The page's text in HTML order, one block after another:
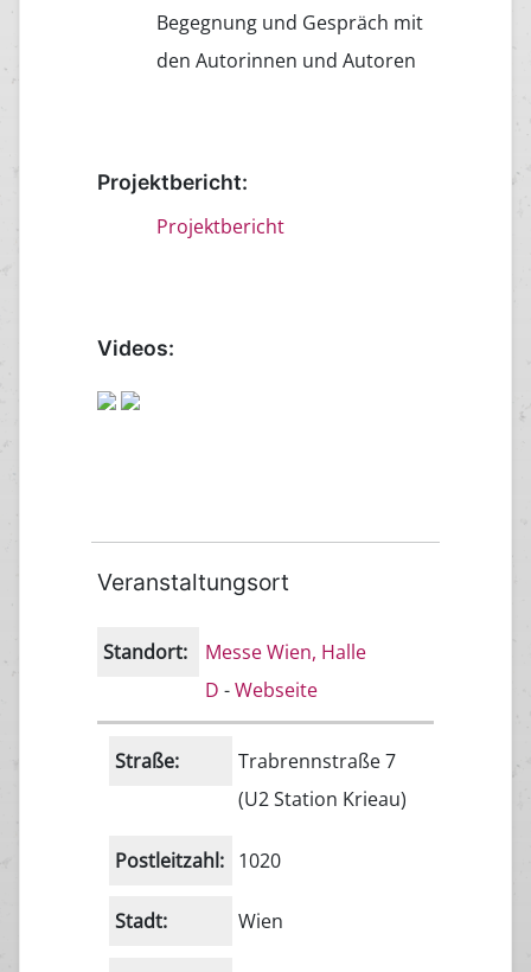
Begegnung und Gespräch mit
den Autorinnen und Autoren
Projektbericht:
Projektbericht
Videos:
Veranstaltungsort
Standort:
Messe Wien, Halle
D -Webseite
Straße:
Trabrennstraße 7
(U2 Station Krieau)
Postleitzahl: 1020
Stadt: Wien